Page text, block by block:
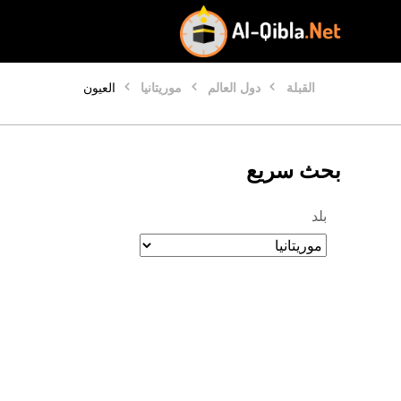
القبلة دول العالم موريتانيا العيون
بحث سريع
بلد